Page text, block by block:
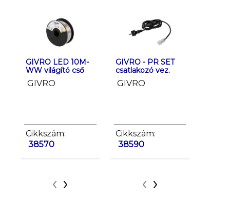
GIVRO LED 10M-
WW világító cső
GIVRO
Cikkszám:
38570
GIVRO LED 10M-
CW világító cső
GIVRO
Cikkszám:
38571
‹ ›
GIVRO - PR SET
csatlakozó vez.
GIVRO
Cikkszám:
38590
‹ ›